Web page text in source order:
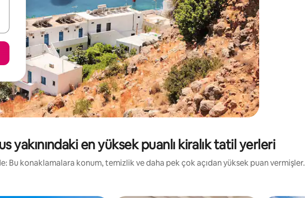
yakınındaki en yüksek puanlı kiralık tatil yerleri
Bu konaklamalara konum, temizlik ve daha pek çok açıdan yüksek puan vermişler.